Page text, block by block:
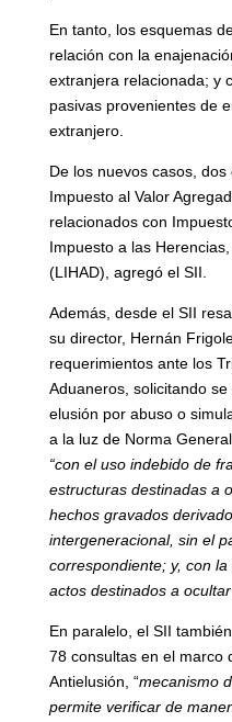
En tanto, los esquemas
relación con la
extranjera relacionada; y
pasivas provenientes de
extranjero.
De los nuevos casos,
Impuesto al Valor
relacionados con
Impuesto a las
(LIHAD), agregó el SII.
Además, desde el SII
su director, Hernán
requerimientos ante los
Aduaneros, solicitando
elusión por abuso o
a la luz de Norma
“con el uso indebido de
estructuras destinadas a
hechos gravados
intergeneracional, sin el
correspondiente; y, con
actos destinados a
En paralelo, el SII
78 consultas en el marco
Antielusión, “mecanismo
permite verificar de